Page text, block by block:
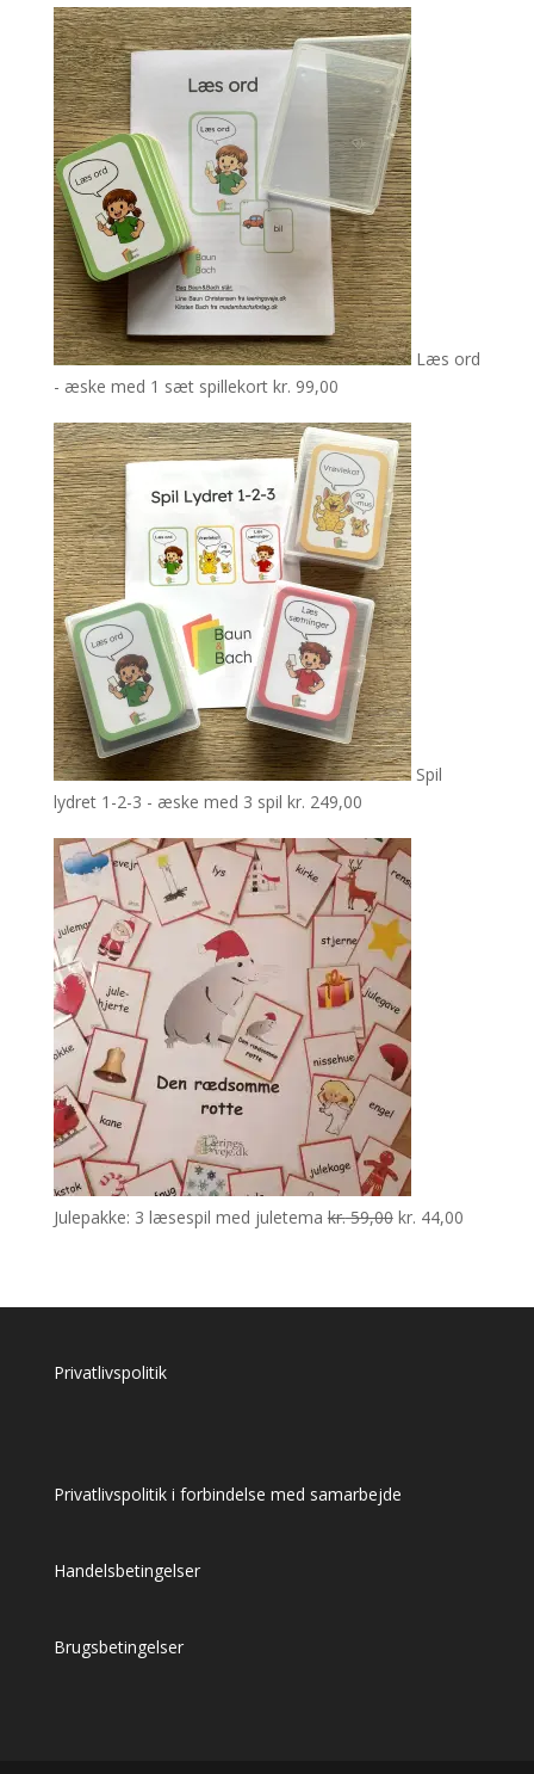
Læs ord
- æske med 1 sæt spillekort kr. 99,00
Spil
lydret 1-2-3 - æske med 3 spil kr. 249,00
Julepakke: 3 læsespil med juletema kr.59,00 Den
kr. 44,00Den
Privatlivspolitik
Privatlivspolitik i forbindelse med samarbejde
Handelsbetingelser
Brugsbetingelser